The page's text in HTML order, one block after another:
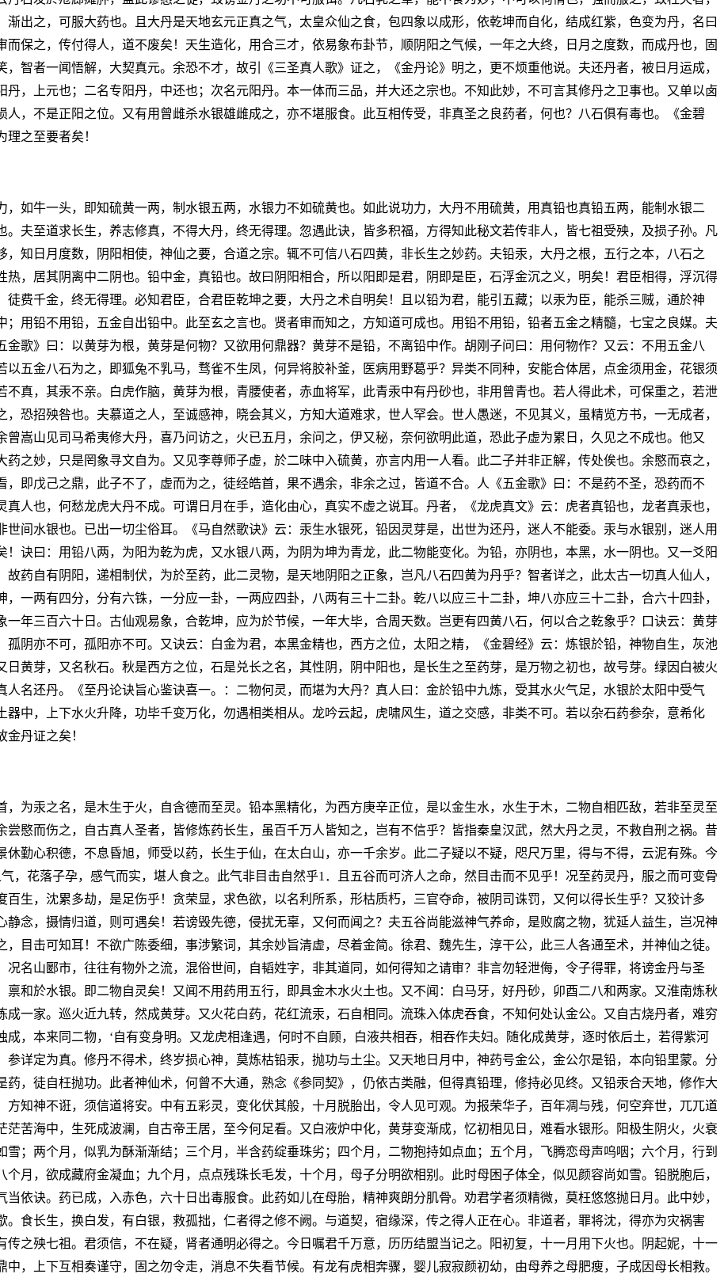
出之，可服大药也。且大丹是天地玄元正真之气，太皇众仙之食，包四象以成形，依乾坤而自化，结成红紫，色变为丹，名曰
保之，传付得人，道不废矣！天生造化，用合三才，依易象布卦节，顺阴阳之气候，一年之大终，日月之度数，而成丹也，固
智者一闻悟解，大契真元。余恐不才，故引《三圣真人歌》证之，《金丹论》明之，更不烦重他说。夫还丹者，被日月运成，
，上元也；二名专阳丹，中还也；次名元阳丹。本一体而三品，并大还之宗也。不知此妙，不可言其修丹之卫事也。又单以卤
，不是正阳之位。又有用曾雌杀水银雄雌成之，亦不堪服食。此互相传受，非真圣之良药者，何也？八石俱有毒也。《金碧
之至要者矣！
如牛一头，即知硫黄一两，制水银五两，水银力不如硫黄也。如此说功力，大丹不用硫黄，用真铅也真铅五两，能制水银二
夫至道求长生，养志修真，不得大丹，终无得理。忽遇此诀，皆多积福，方得知此秘文若传非人，皆七祖受殃，及损子孙。凡
知日月度数，阴阳相使，神仙之要，合道之宗。辄不可信八石四黄，非长生之妙药。夫铅汞，大丹之根，五行之本，八石之
，居其阴离中二阴也。铅中金，真铅也。故曰阴阳相合，所以阳即是君，阴即是臣，石浮金沉之义，明矣！君臣相得，浮沉得
费千金，终无得理。必知君臣，合君臣乾坤之要，大丹之术自明矣！且以铅为君，能引五藏；以汞为臣，能杀三贼，通於神
用铅不用铅，五金自出铅中。此至玄之言也。贤者审而知之，方知道可成也。用铅不用铅，铅者五金之精髓，七宝之良媒。夫
歌》曰：以黄芽为根，黄芽是何物？又欲用何鼎器？黄芽不是铅，不离铅中作。胡刚子问曰：用何物作？又云：不用五金八
五金八石为之，即狐兔不乳马，骛雀不生凤，何异将胶补釜，医病用野葛乎？异类不同种，安能合体居，点金须用金，花银须
真，其汞不亲。白虎作脑，黄芽为根，青腰使者，赤血将军，此青汞中有丹砂也，非用曾青也。若人得此术，可保重之，若泄
恐招殃咎也。夫慕道之人，至诚感神，晓会其义，方知大道难求，世人罕会。世人愚迷，不见其义，虽精览方书，一无成者，
嵩山见司马希夷修大丹，喜乃问访之，火已五月，余问之，伊又秘，奈何欲明此道，恐此子虚为累日，久见之不成也。他又
之妙，只是罔象寻文自为。又见李尊师子虚，於二味中入硫黄，亦言内用一人看。此二子并非正解，传处俟也。余愍而哀之，
即戊己之鼎，此子不了，虚而为之，徒经皓首，果不遇余，非余之过，皆道不合。人《五金歌》曰：不是药不圣，恐药而不
人也，何愁龙虎大丹不成。可谓日月在手，造化由心，真实不虚之说耳。丹者，《龙虎真文》云：虎者真铅也，龙者真汞也，
间水银也。已出一切尘俗耳。《马自然歌诀》云：汞生水银死，铅因灵芽是，出世为还丹，迷人不能委。汞与水银别，迷人用
诀曰：用铅八两，为阳为乾为虎，又水银八两，为阴为坤为青龙，此二物能变化。为铅，亦阴也，本黑，水一阴也。又一爻阳
药自有阴阳，递相制伏，为於至药，此二灵物，是天地阴阳之正象，岂凡八石四黄为丹乎？智者详之，此太古一切真人仙人，
一两有四分，分有六铢，一分应一卦，一两应四卦，八两有三十二卦。乾八以应三十二卦，坤八亦应三十二卦，合六十四卦，
年三百六十日。古仙观易象，合乾坤，应为於节候，一年大毕，合周天数。岂更有四黄八石，何以合之乾象乎？口诀云：黄芽
阴亦不可，孤阳亦不可。又诀云：白金为君，本黑金精也，西方之位，太阳之精，《金碧经》云：炼银於铅，神物自生，灰池
黄芽，又名秋石。秋是西方之位，石是兑长之名，其性阴，阴中阳也，是长生之至药芽，是万物之初也，故号芽。绿因白被火
名还丹。《至丹论诀旨心鉴诀喜一。：二物何灵，而堪为大丹？真人曰：金於铅中九炼，受其水火气足，水银於太阳中受气
中，上下水火升降，功毕千变万化，勿遇相类相从。龙吟云起，虎啸风生，道之交感，非类不可。若以杂石药参杂，意希化
丹证之矣！
为汞之名，是木生于火，自含德而至灵。铅本黑精化，为西方庚辛正位，是以金生水，水生于木，二物自相匹敌，若非至灵至
愍而伤之，自古真人圣者，皆修炼药长生，虽百千万人皆知之，岂有不信乎？皆指秦皇汉武，然大丹之灵，不救自刑之祸。昔
勤心积德，不息昏旭，师受以药，长生于仙，在太白山，亦一千余岁。此二子疑以不疑，咫尺万里，得与不得，云泥有殊。今
，花落子孕，感气而实，堪人食之。此气非目击自然乎1．且五谷而可济人之命，然目击而不见乎！况至药灵丹，服之而可变骨
生，沈累多劫，是足伤乎！贪荣显，求色欲，以名利所系，形枯质朽，三官夺命，被阴司诛罚，又何以得长生乎？又狡计多
念，摄情归道，则可遇矣！若谤毁先德，侵扰无辜，又何而闻之？夫五谷尚能滋神气养命，是败腐之物，犹延人益生，岂况神
目击可知耳！不欲广陈委细，事涉繁词，其余妙旨清虚，尽着金简。徐君、魏先生，淳干公，此三人各通至术，并神仙之徒。
名山郾市，往往有物外之流，混俗世间，自韬姓字，非其道同，如何得知之请审？非言勿轻泄侮，令子得罪，将谤金丹与圣
和於水银。即二物自灵矣！又闻不用药用五行，即具金木水火土也。又不闻：白马牙，好丹砂，卯酉二八和两家。又淮南炼秋
一家。巡火近九转，然成黄芽。又火花白药，花红流汞，石自相同。流珠入体虎吞食，不知何处认金公。又自古烧丹者，难穷
，本来同二物，‘自有变身明。又龙虎相逢遇，何时不自顾，白液共相吞，相吞作夫妇。随化成黄芽，逐时依后土，若得紫河
详定为真。修丹不得术，终岁损心神，莫炼枯铅汞，抛功与土尘。又天地日月中，神药号金公，金公尔是铅，本向铅里蒙。分
，徒自枉抛功。此者神仙术，何曾不大通，熟念《参同契》，仍依古类融，但得真铅理，修持必见终。又铅汞合天地，修作大
知神不诳，须信道将安。中有五彩灵，变化伏其般，十月脱胎出，令人见可观。为报荣华子，百年凋与残，何空弃世，兀兀道
苦海中，生死成波澜，自古帝王居，至今何足看。又白液炉中化，黄芽变渐成，忆初相见日，难看水银形。阳极生阴火，火衰
；两个月，似乳为酥渐渐结；三个月，半含药绽垂珠劣；四个月，二物抱持如点血；五个月，飞腾恋母声呜咽；六个月，行到
月，欲成藏府金凝血；九个月，点点残珠长毛发，十个月，母子分明欲相别。此时母困子体全，似见颜容尚如雪。铅脱胞后，
依诀。药已成，入赤色，六十日出毒服食。此药如儿在母胎，精神爽朗分肌骨。劝君学者须精微，莫枉悠悠抛日月。此中妙，
食长生，换白发，有白银，救孤拙，仁者得之修不阙。与道契，宿缘深，传之得人正在心。非道者，罪将沈，得亦为灾祸害
之殃七祖。君须信，不在疑，肾者通明必得之。今日嘱君千万意，历历结盟当记之。阳初复，十一月用下火也。阴起妮，十一
，上下互相奏谨守，固之勿令走，消息不失看节候。有龙有虎相奔骤，婴儿寂寂颜初幼，由母养之母肥瘦，子成因母长相救。